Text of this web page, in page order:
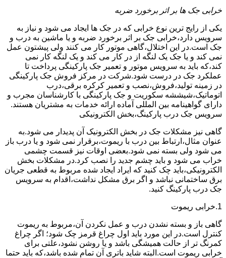
خرابی جک ها بر اثر برخورد ضربه
یکی از رایج ترین نوع خرابی که در جک ها ایجاد می شود و نیاز به
سرویس دارد،خرابی جک بر اثر برخورد ضربه و یا ماشین به درب و
جک است.در این اختلال،گاهی موتور کار می کنند ولی پیشتون عمل
نمی کند و یا جک یک لنگه از در کار می کند و یک لنگه کار نمی
کند،که باید به سرویس موتور و تعمیر جک پارکینگی پرداخت تا
عملکرد جک در درست شود.شرکت در مرکز فروش جک پارکینگی
در زمینه تولید،فروش،نصب و تعمیر کرکره برقی،درب
اتوماتیک،شیششه سکوریت و جک پارکینگی با کارشناسان مجرب و
دارای گواهینامه بین المللی آماده ارائه خدمات به مشتریان هستند.
سرویس جک درب پارکینگ،بخش الکترونیکی
گاهی نیز مشکلات جک در بخش الکترونیک آن پدیدار می شود.به
عنوان مثال،ارتباط بین درب با ریموت،برقرار نمی شود و یا درب باز
می شود ولی بسته نمی شود.بعضی اوقات نیز قسمت چشمی
خراب می شود و باید چشم جدید را نصب کرد.در مشکلات بخش
الکترونیکی،باید چک کنید که ایراد ایجاد شده مربوط به قطعی جریان
برق ساختمانی نباشد و اگر برق مشکل نداشت،اقدام به سرویس
جک درب پارکینگ کنید.
1.خرابی ریموت
گاهی باز و بسته نشدن درب و عمل نکردن آن،مربوط به ریموت
کنترل است.در این مورد باید اول چراغ قرمز چک شود؛ اگر چراغ
کمرنگ تر از حالت همیشگی باشد و یا روشن نشود،علتی برای
خرابی ریموت است.البته شاید باتری آن تمام شده باشد،که باید حتما